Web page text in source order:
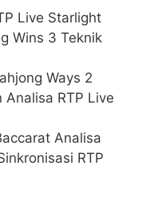
Live Starlight
Wins 3 Teknik
Ways 2
RTP Live
Analisa
RTP